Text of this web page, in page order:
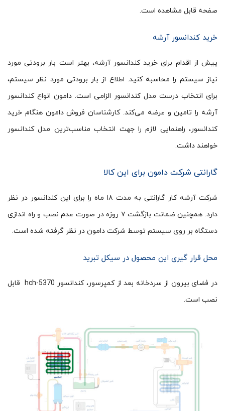
صفحه قابل مشاهده است.
خرید کندانسور آرشه
پیش از اقدام برای خرید کندانسور آرشه، بهتر است بار برودتی مورد
نیاز سیستم را محاسبه کنید. اطلاع از بار برودتی مورد نظر سیستم،
برای انتخاب درست مدل کندانسور الزامی است. دامون انواع کندانسور
آرشه را تامین و عرضه می‌کند. کارشناسان فروش دامون هنگام خرید
کندانسور، راهنمایی لازم را جهت انتخاب مناسب‌ترین مدل کندانسور
خواهند داشت.
گارانتی شرکت دامون برای این کالا
شرکت آرشه کار گارانتی به مدت ۱۸ ماه را برای این کندانسور در نظر
دارد. همچنین ضمانت بازگشت ۷ روزه در صورت عدم نصب و راه اندازی
دستگاه بر روی سیستم توسط شرکت دامون در نظر گرفته شده است.
محل قرار گیری این محصول در سیکل تبرید
در فضای بیرون از سردخانه بعد از کمپرسور، کندانسور hch-5370 قابل
نصب است.